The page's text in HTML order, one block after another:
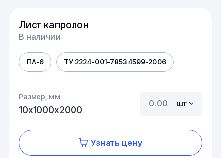
Лист капролон
В наличии
ПА-6 ТУ 2224-001-78534599-2006
Размер, мм
10х1000х2000
шт
Узнать цену